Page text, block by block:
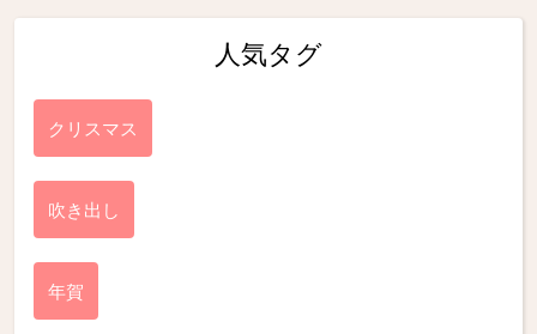
人気タグ
クリスマス
吹き出し
年賀